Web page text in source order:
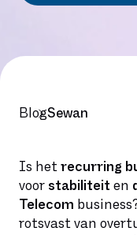
BlogSewan
Is het recurring
voor stabiliteit en
Telecom
rotsvast van